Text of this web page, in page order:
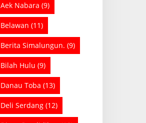
Aek Nabara (9)
Belawan (11)
Berita Simalungun. (9)
Bilah Hulu (9)
Danau Toba (13)
Deli Serdang (12)